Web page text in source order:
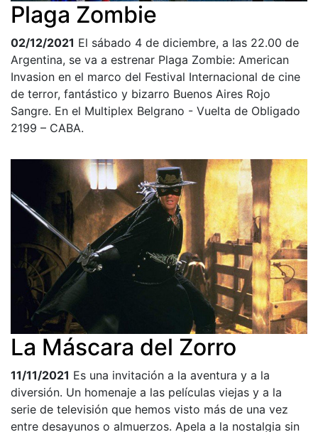
Plaga Zombie
02/12/2021 El sábado 4 de diciembre, a las 22.00 de
Argentina, se va a estrenar Plaga Zombie: American
Invasion en el marco del Festival Internacional de cine
de terror, fantástico y bizarro Buenos Aires Rojo
Sangre. En el Multiplex Belgrano - Vuelta de Obligado
2199 – CABA.
La Máscara del Zorro
11/11/2021 Es una invitación a la aventura y a la
diversión. Un homenaje a las películas viejas y a la
serie de televisión que hemos visto más de una vez
entre desayunos o almuerzos. Apela a la nostalgia sin